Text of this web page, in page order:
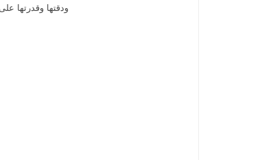
ودقتها وقدرتها